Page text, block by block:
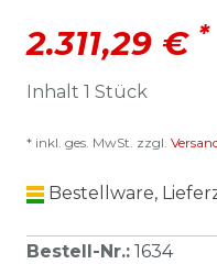
2.311,29 € *
Inhalt 1 Stück
* inkl. ges. MwSt. zzgl.
Bestellware,
Bestell-Nr.: 1634